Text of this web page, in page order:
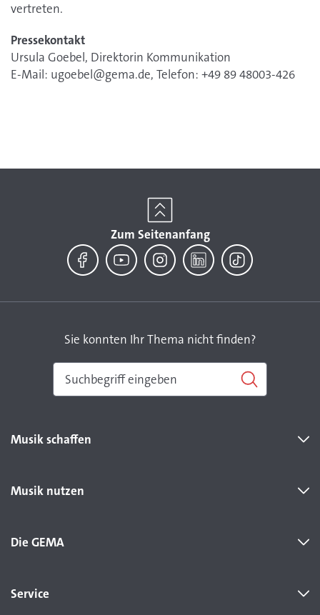
vertreten.
Pressekontakt
Ursula Goebel, Direktorin Kommunikation
E-Mail: ugoebel@gema.de, Telefon: +49 89 48003-426
Zum Seitenanfang
Sie konnten Ihr Thema nicht finden?
Musik schaffen
Musik nutzen
Die GEMA
Service